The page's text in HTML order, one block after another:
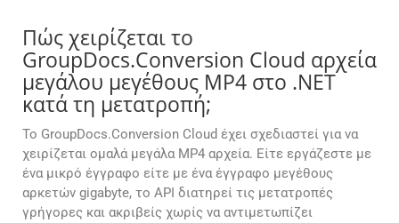
Πώς χειρίζεται το
GroupDocs.Conversion Cloud αρχεία
μεγάλου μεγέθους MP4 στο .NET
κατά τη μετατροπή;
Το GroupDocs.Conversion Cloud έχει σχεδιαστεί για να
χειρίζεται ομαλά μεγάλα MP4 αρχεία. Είτε εργάζεστε με
ένα μικρό έγγραφο είτε με ένα έγγραφο μεγέθους
αρκετών gigabyte, το API διατηρεί τις μετατροπές
γρήγορες και ακριβείς χωρίς να αντιμετωπίζει